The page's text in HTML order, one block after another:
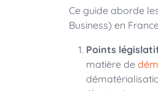
Ce guide aborde
Business) en
Points
matière de